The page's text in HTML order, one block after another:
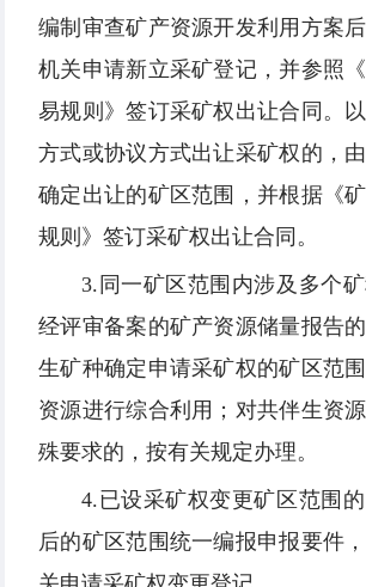
编制审查矿产资源开发利用方案
机关申请新立采矿登记，并参照
易规则》签订采矿权出让合同。
方式或协议方式出让采矿权的，
确定出让的矿区范围，并根据《
规则》签订采矿权出让合同。
3.同一矿区范围内涉及多个
经评审备案的矿产资源储量报告
生矿种确定申请采矿权的矿区范
资源进行综合利用；对共伴生资
殊要求的，按有关规定办理。
4.已设采矿权变更矿区范围
后的矿区范围统一编报申报要件